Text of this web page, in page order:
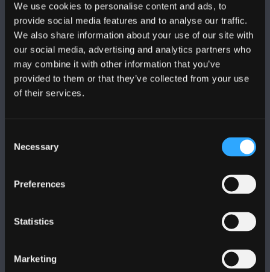
We use cookies to personalise content and ads, to
provide social media features and to analyse our traffic.
We also share information about your use of our site with
our social media, advertising and analytics partners who
may combine it with other information that you’ve
provided to them or that they’ve collected from your use
of their services.
Selection
Necessary
Preferences
Statistics
Marketing
DILYNWCH NI
+44 (0)1248 351151